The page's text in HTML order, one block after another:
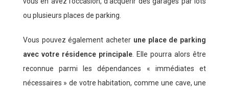
ou plusieurs places de parking.
Vous pouvez également acheter une place de parking
avec votre résidence principale. Elle pourra alors être
reconnue parmi les dépendances « immédiates et
nécessaires » de votre habitation, comme une cave, une